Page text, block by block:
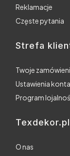
Reklamacje
Częste pytania
Strefa
Twoje
Ustawienia konta
Program
Texdekor.pl
O nas